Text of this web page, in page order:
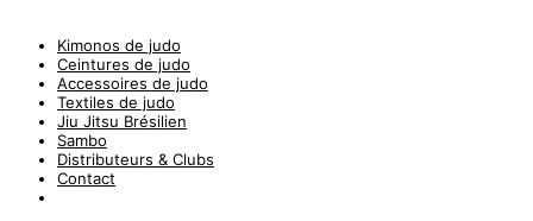
Kimonos de judo
Ceintures de judo
Accessoires de judo
Textiles de judo
Jiu Jitsu Brésilien
Sambo
Distributeurs & Clubs
Contact